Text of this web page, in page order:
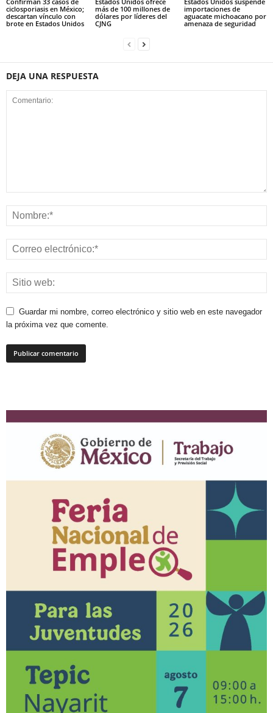
ciclosporiasis en México;
descartan vínculo con
brote en Estados Unidos
más de 100 millones de
dólares por líderes del
CJNG
importaciones de
aguacate michoacano por
amenaza de seguridad
DEJA UNA RESPUESTA
Guardar mi nombre, correo electrónico y sitio web en este navegador
la próxima vez que comente.